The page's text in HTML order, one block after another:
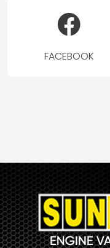
FACEBOOK